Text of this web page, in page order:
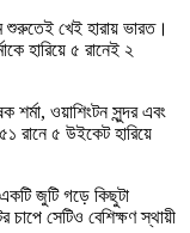
শুরুতেই খেই হারায় ভারত।
হারিয়ে ৫ রানেই ২
ওয়াশিংটন সুন্দর এবং
রানে ৫ উইকেট হারিয়ে
একটি জুটি গড়ে কিছুটা
চাপে সেটিও বেশিক্ষণ স্থায়ী